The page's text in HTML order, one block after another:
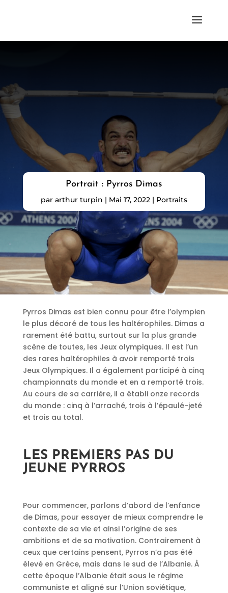
Portrait : Pyrros Dimas
par arthur turpin | Mai 17, 2022| Portraits
Pyrros Dimas est bien connu pour être l’olympien
le plus décoré de tous les haltérophiles. Dimas a
rarement été battu, surtout sur la plus grande
scène de toutes, les Jeux olympiques. Il est l’un
des rares haltérophiles à avoir remporté trois
Jeux Olympiques. Il a également participé à cinq
championnats du monde et en a remporté trois.
Au cours de sa carrière, il a établi onze records
du monde : cinq à l’arraché, trois à l’épaulé-jeté
et trois au total.
LES PREMIERS PAS DU
JEUNE PYRROS
Pour commencer, parlons d’abord de l’enfance
de Dimas, pour essayer de mieux comprendre le
contexte de sa vie et ainsi l’origine de ses
ambitions et de sa motivation. Contrairement à
ceux que certains pensent, Pyrros n’a pas été
élevé en Grèce, mais dans le sud de l’Albanie. À
cette époque l’Albanie était sous le régime
communiste et aligné sur l’Union soviétique,